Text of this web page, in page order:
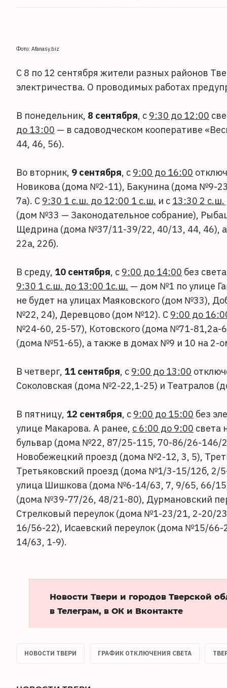
Фото: Afanasy.biz
С 8 по 12 сентября жители разных районов
электричества. О проводимых работах
В понедельник, 8 сентября, с 9:30 до 12:00
до 13:00 — в садоводческом кооперативе
44, 46, 56).
Во вторник, 9 сентября, с 9:00 до 16:00
Новикова (дома №2-11), Бакунина (дома №9-
7а). С 9:30 1 с.ш. до 12:00 1 с.ш. и с 13:30 2 с.ш.
(дом №33 — Законодательное собрание),
Щедрина (дома №37/11-39/22, 40/13, 44, 46),
22а, 22б).
В среду, 10 сентября, с 9:00 до 14:00 без
9:30 1 с.ш. до 13:00 1с.ш. — дом №1 по улице
не будет на улицах Маяковского (дом №33),
№22, 24), Деревцово (дом №12). С 9:00 до
№24-60, 25-57), Котовского (дома №71-
(дома №51-65), а также в домах №9 и 10 на 2-
В четверг, 11 сентября, с 9:00 до 13:00
Соколовская (дома №2-22,1-25) и Театралов
В пятницу, 12 сентября, с 9:00 до 15:00 без
улице Макарова. А ранее, с 6:00 до 9:00 света
бульвар (дома №22, 87/25-115, 70-86/26-146/
Новобежецкий проезд (дома №2-12, 3, 5),
Третьяковский проезд (дома №1/3-15/12б,
улица Шишкова (дома №6-14/63, 7, 9/65, 66/
(дома №39-77/26, 48/21-80), Дурмановский
Стрелковый переулок (дома №1-23/21, 2-20/
16/56-22), Исаевский переулок (дома №15/
14/63, 1-9).
Новости Твери и городов Тверской
в Телеграм, в ОК и Вконтакте
НОВОСТИ ТВЕРИ ГРАФИК ОТКЛЮЧЕНИЯ СВЕТА